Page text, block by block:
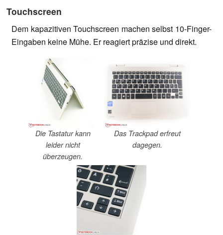
Touchscreen
Dem kapazitiven Touchscreen machen selbst 10-Finger-
Eingaben keine Mühe. Er reagiert präzise und direkt.
Die Tastatur kann
leider nicht
überzeugen.
Das Trackpad erfreut
dagegen.